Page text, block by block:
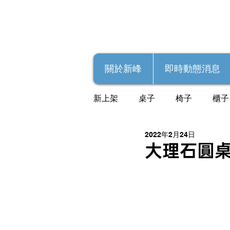
關於新峰 即時動態消息
新上架 桌子 椅子 櫃子
大理石圓
2022年2月24日